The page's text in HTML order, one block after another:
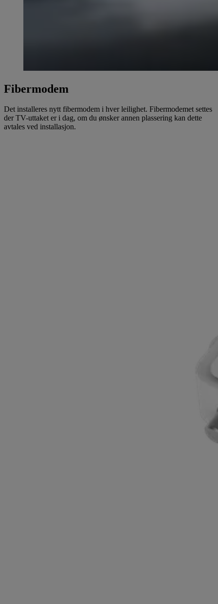
Fibermodem
Det installeres nytt fibermodem i hver leilighet. Fibermodemet settes
der TV-uttaket er i dag, om du ønsker annen plassering kan dette
avtales ved installasjon.